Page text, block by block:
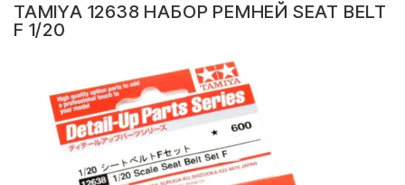
TAMIYA 12638 НАБОР РЕМНЕЙ SEAT BELT
F 1/20